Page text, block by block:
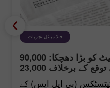
فنڈامینٹل تجزیات
امریکی لیبر مارکیٹ کو بڑا دھچکا: 90,000
ملازمتوں کے اضافے کی توقع کے برخلاف 23,000
کی کمی
(بی ایل ایس) کے